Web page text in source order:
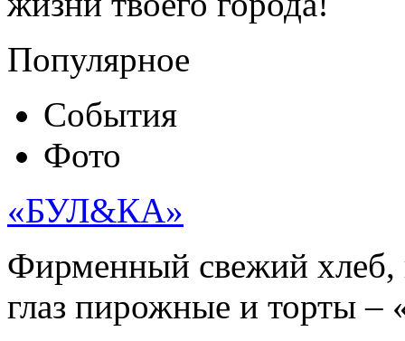
Популярное
События
Фото
«БУЛ&КА»
Фирменный свежий хлеб,
глаз пирожные и торты